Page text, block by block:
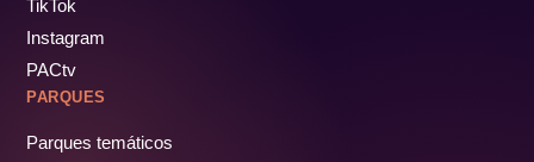
TikTok
Instagram
PACtv
PARQUES
Parques temáticos